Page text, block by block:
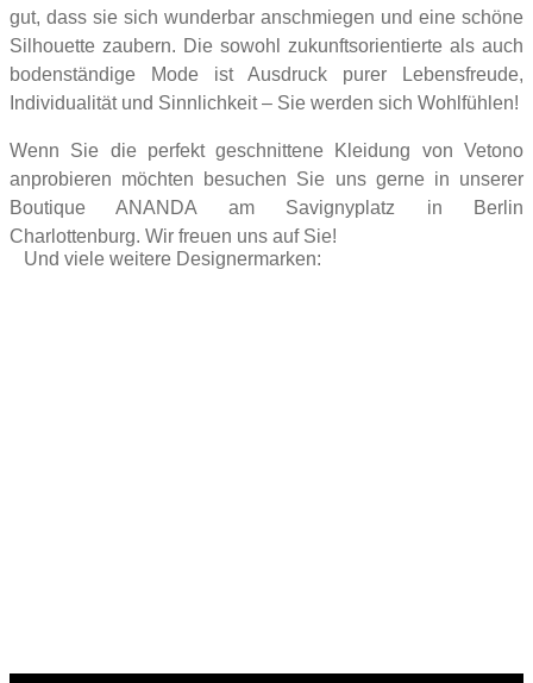
gut, dass sie sich wunderbar anschmiegen und eine schöne
Silhouette zaubern. Die sowohl zukunftsorientierte als auch
bodenständige Mode ist Ausdruck purer Lebensfreude,
Individualität und Sinnlichkeit – Sie werden sich Wohlfühlen!
Wenn Sie die perfekt geschnittene Kleidung von Vetono
anprobieren möchten besuchen Sie uns gerne in unserer
Boutique ANANDA am Savignyplatz in Berlin
Charlottenburg. Wir freuen uns auf Sie!
Und viele weitere Designermarken: